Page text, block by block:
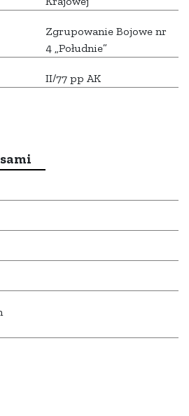
Zgrupowanie Bojowe nr
4 „Południe”
II/77 pp AK